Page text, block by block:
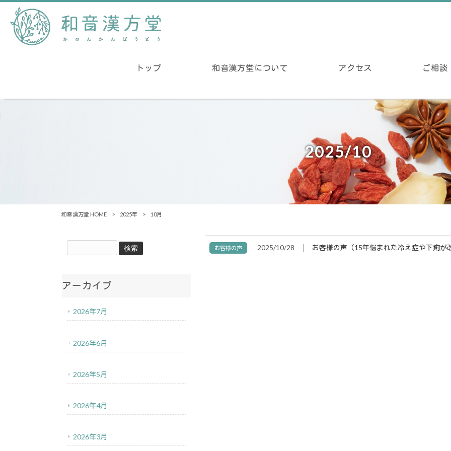
トップ 和音漢方堂について アクセス ご相談
2025/10
和音漢方堂 HOME > 2025年 > 10月
お客様の声 2025/10/28 お客様の声（15年悩まれた冷え症や下痢が
アーカイブ
2026年7月
2026年6月
2026年5月
2026年4月
2026年3月